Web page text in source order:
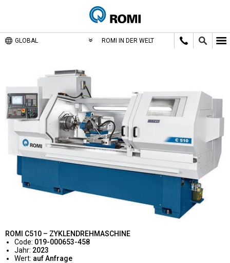
GLOBAL ROMI IN DER WELT
ROMI C510 – ZYKLENDREHMASCHINE
Code: 019-000653-458
Jahr: 2023
Wert: auf Anfrage